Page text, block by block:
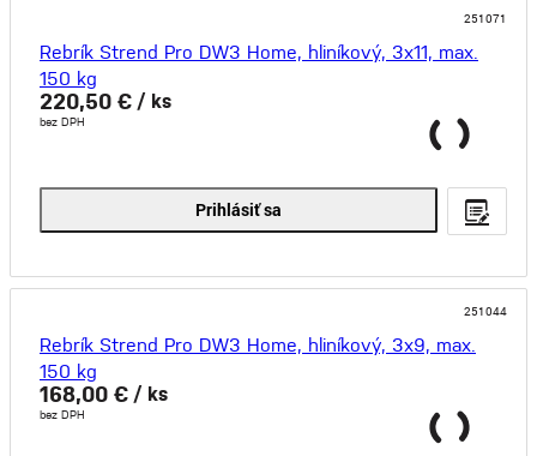
251071
Rebrík Strend Pro DW3 Home, hliníkový, 3x11, max.
150 kg
220,50 € / ks
bez DPH
Prihlásiť sa
251044
Rebrík Strend Pro DW3 Home, hliníkový, 3x9, max.
150 kg
168,00 € / ks
bez DPH